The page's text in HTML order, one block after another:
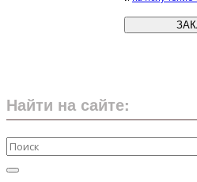
Найти на сайте: